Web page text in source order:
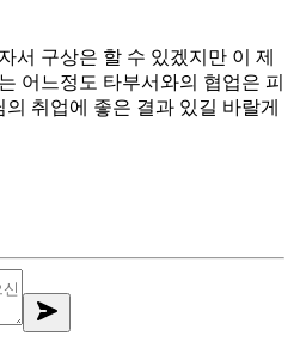
서 구상은 할 수 있겠지만 이 제
어느정도 타부서와의 협업은 피
취업에 좋은 결과 있길 바랄게